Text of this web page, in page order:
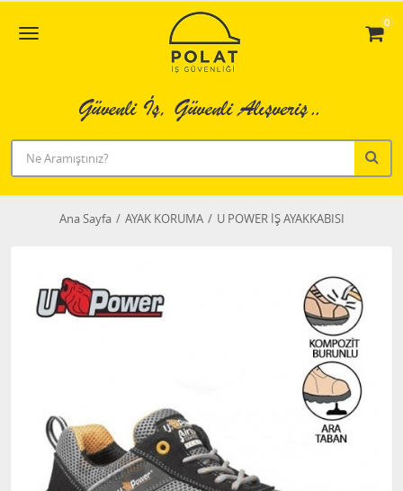
0
Ana Sayfa AYAK KORUMA U POWER İŞ AYAKKABISI